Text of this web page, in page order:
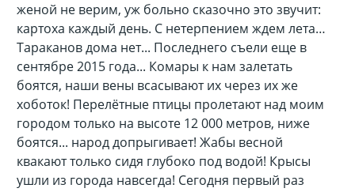
женой не верим, уж больно сказочно это звучит:
картоха каждый день. С нетерпением ждем лета…
Тараканов дома нет... Последнего съели еще в
сентябре 2015 года... Комары к нам залетать
боятся, наши вены всасывают их через их же
хоботок! Перелётные птицы пролетают над моим
городом только на высоте 12 000 метров, ниже
боятся... народ допрыгивает! Жабы весной
квакают только сидя глубоко под водой! Крысы
ушли из города навсегда! Сегодня первый раз